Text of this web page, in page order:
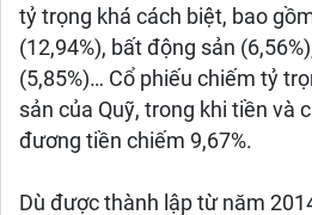
tỷ trọng khá cách biệt, bao
(12,94%), bất động sản
(5,85%)… Cổ phiếu chiếm tỷ
sản của Quỹ, trong khi tiền và
đương tiền chiếm 9,67%.
Dù được thành lập từ năm